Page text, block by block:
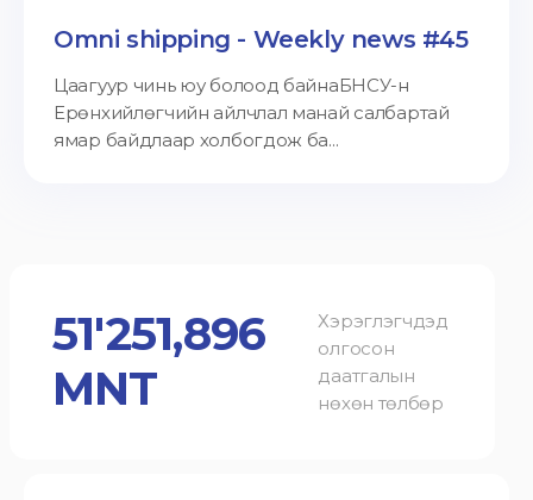
Omni shipping - Weekly news #45
Цаагуур чинь юу болоод байнаБНСУ-н
Ерөнхийлөгчийн айлчлал манай салбартай
ямар байдлаар холбогдож ба...
51'251,896
MNT
Хэрэглэгчдэд
олгосон
даатгалын
нөхөн төлбөр